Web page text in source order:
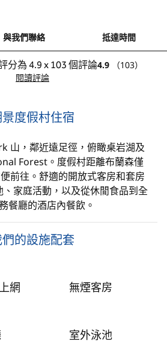
與我們聯絡 抵達時間
4.9 （103）
閱讀評論
景度假村住宿
山，鄰近遠足徑，俯瞰桌岩湖及
Forest。度假村距離布蘭森僅
前往。舒適的開放式客房和套房
家庭活動，以及從休閒食品到全
餐廳的酒店內餐飲。
們的設施配套
網 無煙客房
室外泳池